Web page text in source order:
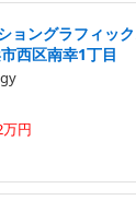
ョングラフィッ
西区南幸1丁目
円